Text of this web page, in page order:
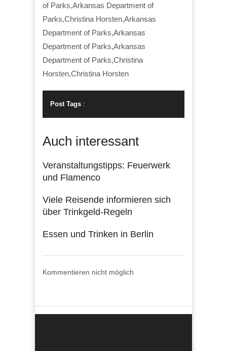
of Parks,Arkansas Department of
Parks,Christina Horsten,Arkansas
Department of Parks,Arkansas
Department of Parks,Arkansas
Department of Parks,Christina
Horsten,Christina Horsten
Post Tags :
Auch interessant
Veranstaltungstipps: Feuerwerk
und Flamenco
Viele Reisende informieren sich
über Trinkgeld-Regeln
Essen und Trinken in Berlin
Kommentieren nicht möglich